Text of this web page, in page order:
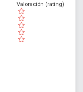
( )
( )
( )
( )
( )
Valoración (rating)